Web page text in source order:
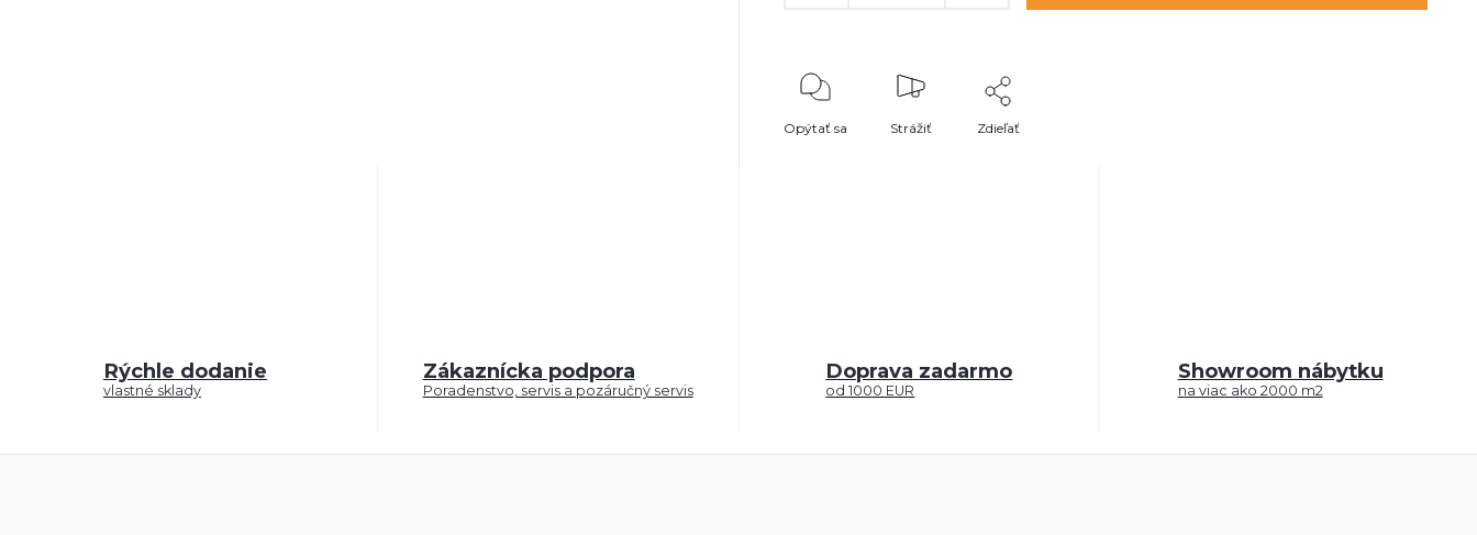
Opýtať sa Strážiť Zdieľať
Rýchle dodanie
vlastné sklady
Zákaznícka podpora
Poradenstvo, servis a pozáručný servis
Doprava zadarmo
od 1000 EUR
Showroom nábytku
na viac ako 2000 m2